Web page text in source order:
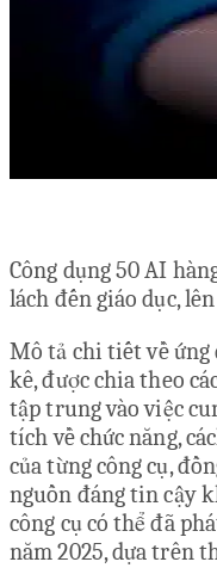
Công dụng 50 AI
lách đến giáo dục,
Mô tả chi tiết về ứng
kê, được chia theo
tập trung vào việc
tích về chức năng,
của từng công cụ,
nguồn đáng tin cậy
công cụ có thể đã
năm 2025, dựa trên